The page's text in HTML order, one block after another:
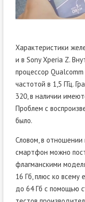
Характеристики
и в Sony Xperia Z.
процессор
частотой в 1,5 ГГц.
320, в наличии
Проблем с
было.
Словом, в
смартфон можно
флагманскими
16 Гб, плюс ко всему
до 64 Гб с помощью